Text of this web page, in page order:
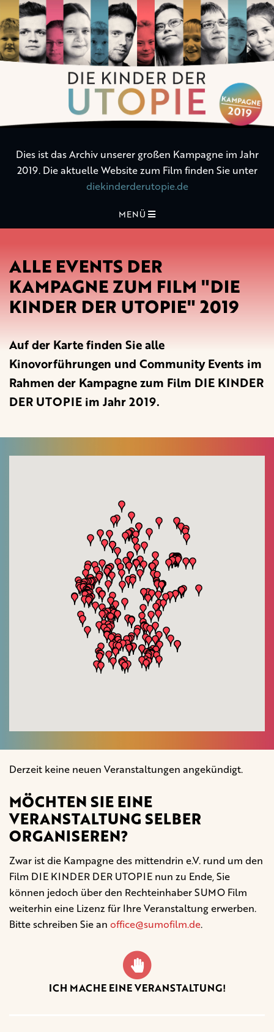
Die
Kinder
der
Dies ist das Archiv unserer großen Kampagne im Jahr
2019. Die aktuelle Website zum Film finden Sie unter
diekinderderutopie.de
MENÜ
ALLE EVENTS DER
KAMPAGNE ZUM FILM "DIE
KINDER DER UTOPIE" 2019
Auf der Karte finden Sie alle
Kinovorführungen und Community Events im
Rahmen der Kampagne zum Film DIE KINDER
DER UTOPIE im Jahr 2019.
Derzeit keine neuen Veranstaltungen angekündigt.
MÖCHTEN SIE EINE
VERANSTALTUNG SELBER
ORGANISEREN?
Zwar ist die Kampagne des mittendrin e.V. rund um den
Film DIE KINDER DER UTOPIE nun zu Ende, Sie
können jedoch über den Rechteinhaber SUMO Film
weiterhin eine Lizenz für Ihre Veranstaltung erwerben.
Bitte schreiben Sie an office@sumofilm.de.
ICH MACHE EINE VERANSTALTUNG!